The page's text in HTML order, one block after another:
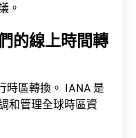
。
的線上時間轉
時區轉換。 IANA 是
和管理全球時區資